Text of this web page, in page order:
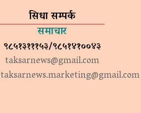
सिधा सम्पर्क
समाचार
९८५१३१११५३/९८५१४१००४३
taksarnews@gmail.com
taksarnews.marketing@gmail.com